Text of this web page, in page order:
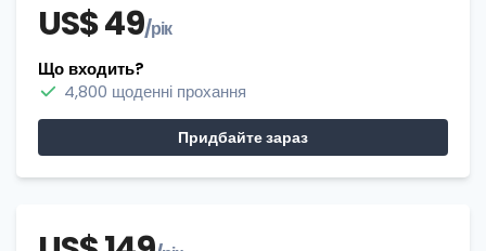
US$ 49/рік
Що входить?
4,800 щоденні прохання
Придбайте зараз